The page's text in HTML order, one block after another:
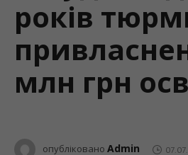
років
млн грн
опубліковано Admin